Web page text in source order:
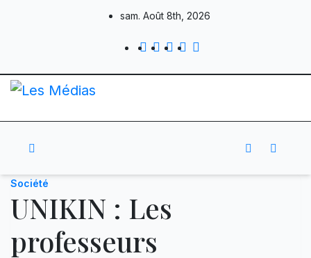
sam. Août 8th, 2026
Société
UNIKIN : Les
professeurs